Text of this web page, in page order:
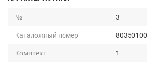
№
3
Каталожный номер
80350100
Комплект
1